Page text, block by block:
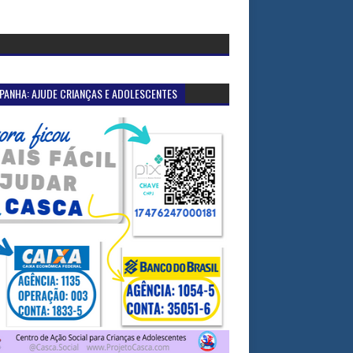
AJUDE CRIANÇAS E ADOLESCENTES